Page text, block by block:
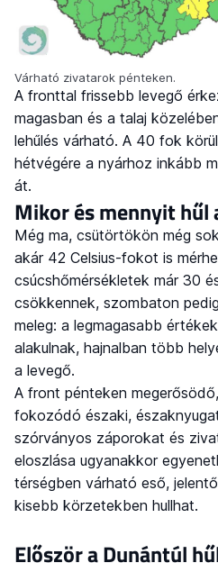
Várható zivatarok pénteken.
A fronttal frissebb levegő
magasban és a talaj
lehűlés várható. A 40 fok
hétvégére a nyárhoz inkább
át.
Mikor és mennyit hűl
Még ma, csütörtökön még
akár 42 Celsius-fokot is
csúcshőmérsékletek már 30
csökkennek, szombaton
meleg: a legmagasabb
alakulnak, hajnalban több
a levegő.
A front pénteken
fokozódó északi,
szórványos záporokat és
eloszlása ugyanakkor
térségben várható eső,
kisebb körzetekben hullhat.
Először a Dunántúl